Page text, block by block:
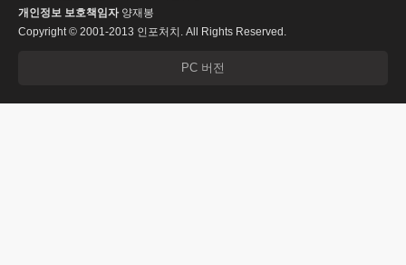
개인정보 보호책임자양재봉
Copyright © 2001-2013 인포처치. All Rights Reserved.
PC 버전